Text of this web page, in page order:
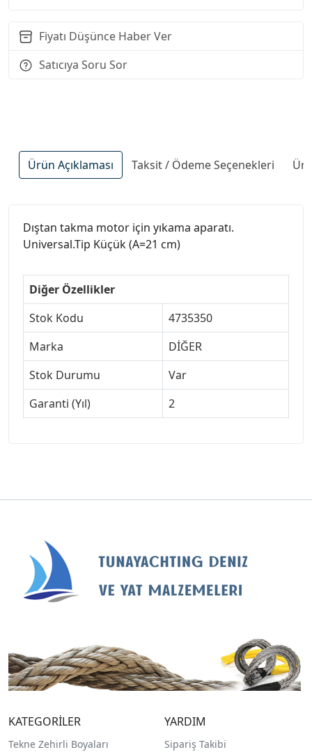
Fiyatı Düşünce Haber Ver
Satıcıya Soru Sor
Ürün Açıklaması Taksit / Ödeme Seçenekleri
Dıştan takma motor için yıkama aparatı.
Universal.Tip Küçük (A=21 cm)
Diğer Özellikler
Stok Kodu
4735350
Marka
DİĞER
Stok Durumu
Var
Garanti (Yıl)
2
KATEGORİLER
Tekne Zehirli Boyaları
YARDIM
Sipariş Takibi